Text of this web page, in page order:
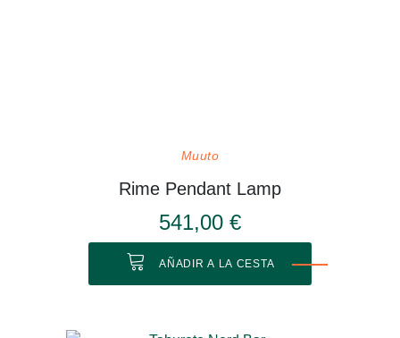
Muuto
Rime Pendant Lamp
541,00 €
AÑADIR A LA CESTA